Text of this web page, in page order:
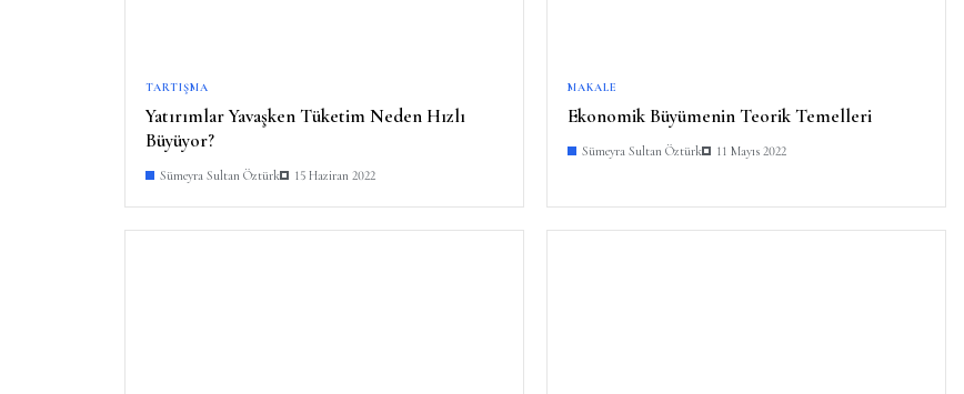
TARTIŞMA
Yatırımlar Yavaşken Tüketim Neden Hızlı
Büyüyor?
Sümeyra Sultan Öztürk 15 Haziran 2022
MAKALE
Ekonomik Büyümenin Teorik Temelleri
Sümeyra Sultan Öztürk 11 Mayıs 2022